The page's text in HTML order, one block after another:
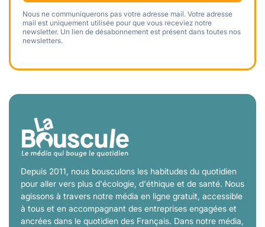
Nous ne communiquerons pas votre adresse mail. Votre adresse
mail est uniquement utilisée pour que vous receviez notre
newsletter. Un lien de désabonnement est présent dans toutes nos
newsletters.
Depuis 2011, nous bousculons les habitudes du quotidien
pour aller vers plus d'écologie, d'éthique et de santé. Nous
agissons à travers notre média en ligne gratuit, accessible
à tous et en accompagnant des entreprises engagées et
ancrées dans le quotidien des Français. Dans notre média,